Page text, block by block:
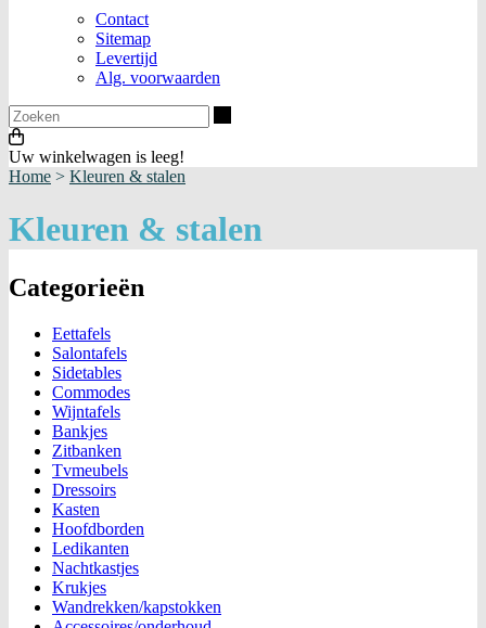
Contact
Sitemap
Levertijd
Alg. voorwaarden
Uw winkelwagen is leeg!
Home > Kleuren & stalen
Kleuren & stalen
Categorieën
Eettafels
Salontafels
Sidetables
Commodes
Wijntafels
Bankjes
Zitbanken
Tvmeubels
Dressoirs
Kasten
Hoofdborden
Ledikanten
Nachtkastjes
Krukjes
Wandrekken/kapstokken